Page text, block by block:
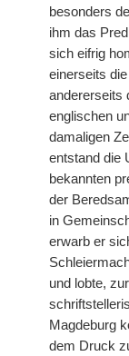
besonders
ihm das
sich eifrig
einerseits
andererseits
englischen
damaligen
entstand die
bekannten
der
in
erwarb er
und lobte,
Magdeburg
dem Druck